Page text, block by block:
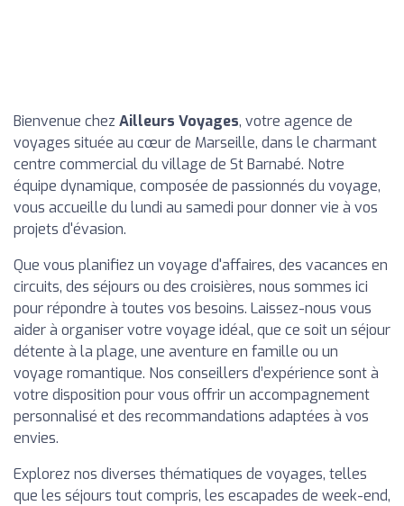
Bienvenue chez Ailleurs Voyages, votre agence de
voyages située au cœur de Marseille, dans le charmant
centre commercial du village de St Barnabé. Notre
équipe dynamique, composée de passionnés du voyage,
vous accueille du lundi au samedi pour donner vie à vos
projets d'évasion.
Que vous planifiez un voyage d'affaires, des vacances en
circuits, des séjours ou des croisières, nous sommes ici
pour répondre à toutes vos besoins. Laissez-nous vous
aider à organiser votre voyage idéal, que ce soit un séjour
détente à la plage, une aventure en famille ou un
voyage romantique. Nos conseillers d’expérience sont à
votre disposition pour vous offrir un accompagnement
personnalisé et des recommandations adaptées à vos
envies.
Explorez nos diverses thématiques de voyages, telles
que les séjours tout compris, les escapades de week-end,